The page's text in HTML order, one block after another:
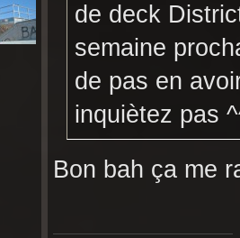
de deck
semaine
de pas en
inquiètez pas
Bon bah ça me